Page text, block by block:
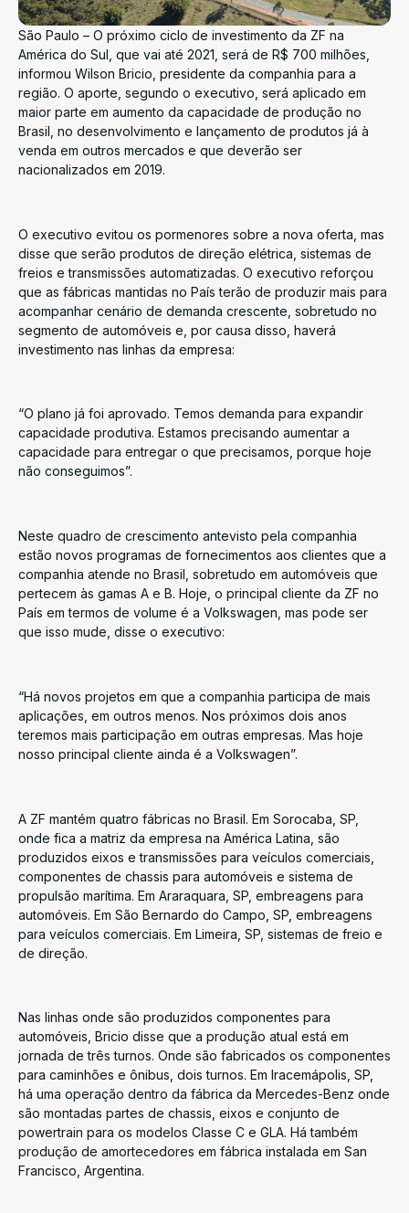
São Paulo – O próximo ciclo de investimento da ZF na
América do Sul, que vai até 2021, será de R$ 700 milhões,
informou Wilson Bricio, presidente da companhia para a
região. O aporte, segundo o executivo, será aplicado em
maior parte em aumento da capacidade de produção no
Brasil, no desenvolvimento e lançamento de produtos já à
venda em outros mercados e que deverão ser
nacionalizados em 2019.
O executivo evitou os pormenores sobre a nova oferta, mas
disse que serão produtos de direção elétrica, sistemas de
freios e transmissões automatizadas. O executivo reforçou
que as fábricas mantidas no País terão de produzir mais para
acompanhar cenário de demanda crescente, sobretudo no
segmento de automóveis e, por causa disso, haverá
investimento nas linhas da empresa:
“O plano já foi aprovado. Temos demanda para expandir
capacidade produtiva. Estamos precisando aumentar a
capacidade para entregar o que precisamos, porque hoje
não conseguimos”.
Neste quadro de crescimento antevisto pela companhia
estão novos programas de fornecimentos aos clientes que a
companhia atende no Brasil, sobretudo em automóveis que
pertecem às gamas A e B. Hoje, o principal cliente da ZF no
País em termos de volume é a Volkswagen, mas pode ser
que isso mude, disse o executivo:
“Há novos projetos em que a companhia participa de mais
aplicações, em outros menos. Nos próximos dois anos
teremos mais participação em outras empresas. Mas hoje
nosso principal cliente ainda é a Volkswagen”.
A ZF mantém quatro fábricas no Brasil. Em Sorocaba, SP,
onde fica a matriz da empresa na América Latina, são
produzidos eixos e transmissões para veículos comerciais,
componentes de chassis para automóveis e sistema de
propulsão marítima. Em Araraquara, SP, embreagens para
automóveis. Em São Bernardo do Campo, SP, embreagens
para veículos comerciais. Em Limeira, SP, sistemas de freio e
de direção.
Nas linhas onde são produzidos componentes para
automóveis, Bricio disse que a produção atual está em
jornada de três turnos. Onde são fabricados os componentes
para caminhões e ônibus, dois turnos. Em Iracemápolis, SP,
há uma operação dentro da fábrica da Mercedes-Benz onde
são montadas partes de chassis, eixos e conjunto de
powertrain para os modelos Classe C e GLA. Há também
produção de amortecedores em fábrica instalada em San
Francisco, Argentina.